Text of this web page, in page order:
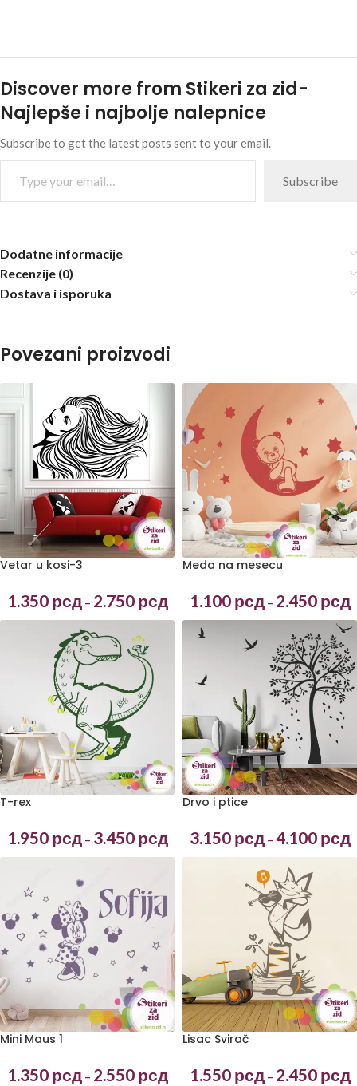
Discover more from Stikeri za zid-
Najlepše i najbolje nalepnice
Subscribe to get the latest posts sent to your email.
Subscribe
Dodatne informacije
Recenzije (0)
Dostava i isporuka
Povezani proizvodi
Vetar u kosi-3
1.350 рсд – 2.750 рсд
Meda na mesecu
1.100 рсд – 2.450 рсд
T-rex
1.950 рсд – 3.450 рсд
Drvo i ptice
3.150 рсд – 4.100 рсд
Mini Maus 1
1.350 рсд – 2.550 рсд
Lisac Svirač
1.550 рсд – 2.450 рсд